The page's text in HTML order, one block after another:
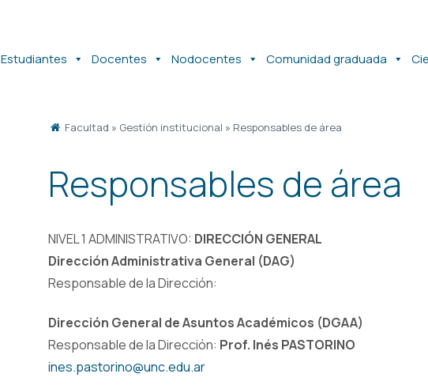
Estudiantes Docentes Nodocentes Comunidad graduada
Facultad » Gestión institucional » Responsables de área
Responsables de área
NIVEL 1 ADMINISTRATIVO: DIRECCIÓN GENERAL
Dirección Administrativa General (DAG)
Responsable de la Dirección:
Dirección General de Asuntos Académicos (DGAA)
Responsable de la Dirección: Prof. Inés PASTORINO
ines.pastorino@unc.edu.ar